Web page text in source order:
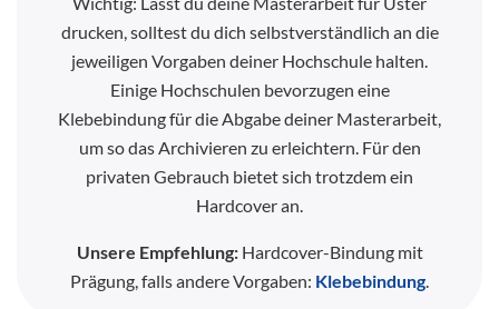
drucken, solltest du dich selbstverständlich an die
jeweiligen Vorgaben deiner Hochschule halten.
Einige Hochschulen bevorzugen eine
Klebebindung für die Abgabe deiner Masterarbeit,
um so das Archivieren zu erleichtern. Für den
privaten Gebrauch bietet sich trotzdem ein
Hardcover an.
Unsere Empfehlung:Hardcover-Bindung mit
Prägung, falls andere Vorgaben: Klebebindung.